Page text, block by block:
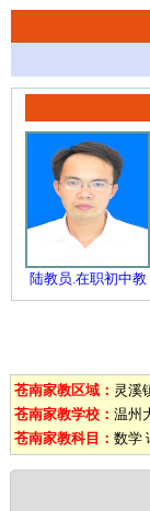
陆教员.在职初中教
苍南家教区域： 灵溪
苍南家教学校： 温州
苍南家教科目： 数学